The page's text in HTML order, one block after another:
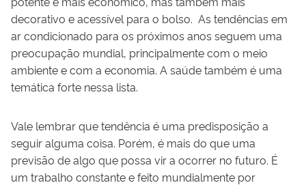
decorativo e acessível para o bolso. As tendências em
ar condicionado para os próximos anos seguem uma
preocupação mundial, principalmente com o meio
ambiente e com a economia. A saúde também é uma
temática forte nessa lista.
Vale lembrar que tendência é uma predisposição a
seguir alguma coisa. Porém, é mais do que uma
previsão de algo que possa vir a ocorrer no futuro. É
um trabalho constante e feito mundialmente por